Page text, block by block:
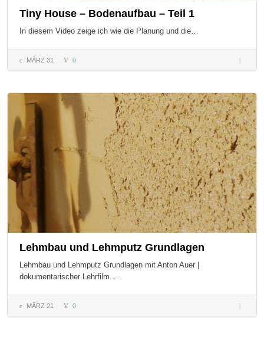
Tiny House – Bodenaufbau – Teil 1
In diesem Video zeige ich wie die Planung und die…
MÄRZ 31 0
–
– Teil 1
Lehmbau und Lehmputz Grundlagen
Lehmbau und Lehmputz Grundlagen mit Anton Auer |
dokumentarischer Lehrfilm.…
MÄRZ 21 0
und